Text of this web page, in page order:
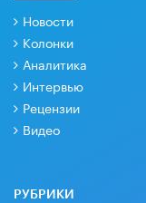
Новости
Колонки
Аналитика
Интервью
Рецензии
Видео
РУБРИКИ